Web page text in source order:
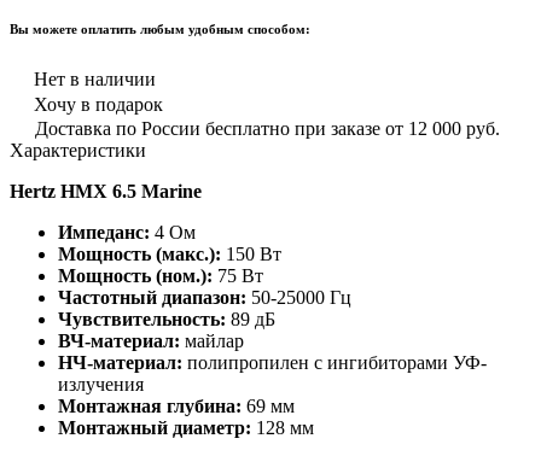
Вы можете оплатить любым удобным способом:
Нет в наличии
Хочу в подарок
Доставка по России бесплатно при заказе от 12 000 руб.
Характеристики
Hertz HMX 6.5 Marine
Импеданс: 4 Ом
Мощность (макс.): 150 Вт
Мощность (ном.): 75 Вт
Частотный диапазон: 50-25000 Гц
Чувствительность: 89 дБ
ВЧ-материал: майлар
НЧ-материал: полипропилен с ингибиторами УФ-
излучения
Монтажная глубина: 69 мм
Монтажный диаметр: 128 мм